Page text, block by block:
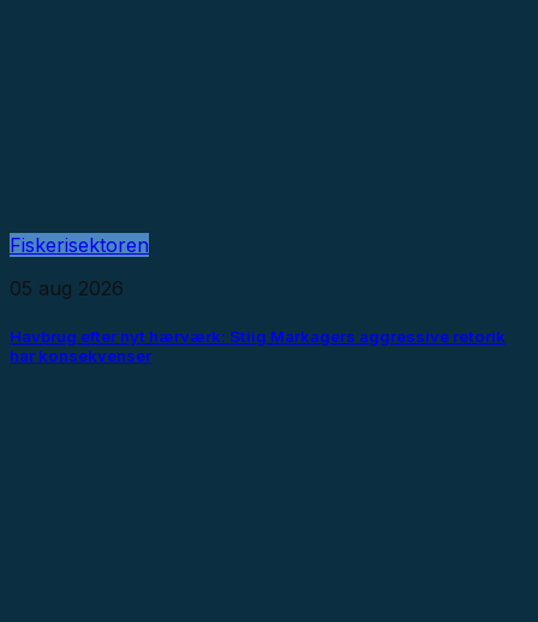
Fiskerisektoren
05 aug 2026
Havbrug efter nyt hærværk: Stiig Markagers aggressive retorik
har konsekvenser